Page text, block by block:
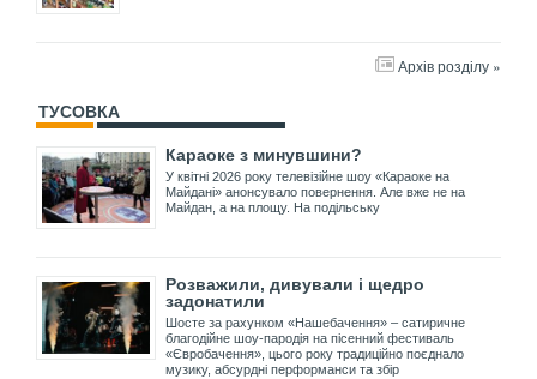
Архів розділу »
ТУСОВКА
Караоке з минувшини?
У квітні 2026 року телевізійне шоу «Караоке на
Майдані» анонсувало повернення. Але вже не на
Майдан, а на площу. На подільську
Розважили, дивували і щедро
задонатили
Шосте за рахунком «Нашебачення» – сатиричне
благодійне шоу-пародія на пісенний фестиваль
«Євробачення», цього року традиційно поєднало
музику, абсурдні перформанси та збір